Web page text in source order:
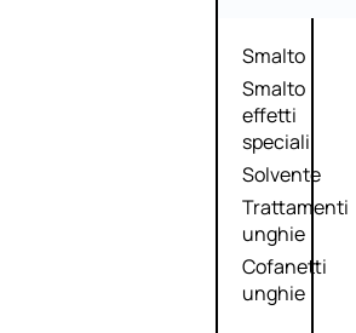
Smalto
Smalto
effetti
speciali
Solvente
Trattamenti
unghie
Cofanetti
unghie